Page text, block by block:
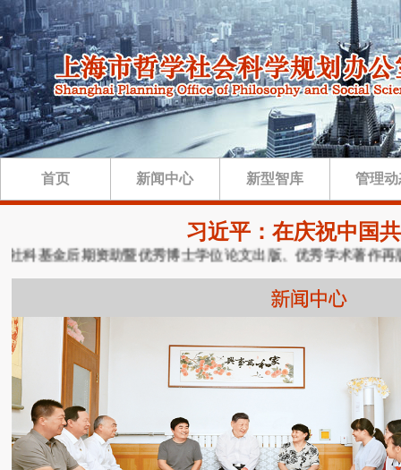
首页 新闻中心 新型智库 管理
习近平：在庆祝中国
基金后期资助暨优秀博士学位论文出版、优秀学术著作再版项